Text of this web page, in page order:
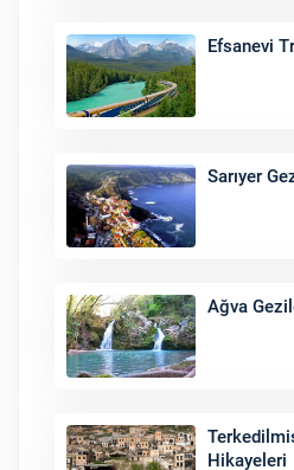
Efsanevi
Sarıyer
Ağva
Hikayeleri